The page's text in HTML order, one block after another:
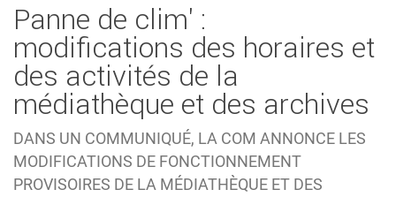
Panne de clim' :
modifications des horaires et
des activités de la
médiathèque et des archives
DANS UN COMMUNIQUÉ, LA COM ANNONCE LES
MODIFICATIONS DE FONCTIONNEMENT
PROVISOIRES DE LA MÉDIATHÈQUE ET DES